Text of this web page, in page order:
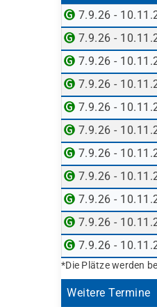
erfolgt durch
Deutsche
Weitere
Ob eine
individuellen
7.9.26 -
7.9.26 -
7.9.26 -
7.9.26 -
7.9.26 -
7.9.26 -
7.9.26 -
7.9.26 -
7.9.26 -
7.9.26 -
7.9.26 -
*Die Plätze werden
Weitere Termine